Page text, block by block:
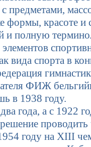
предметами,
формы, красоте
и полную
вида спорта в
ФИЖ
в 1938 году.
года, а с
проводить
году на XIII